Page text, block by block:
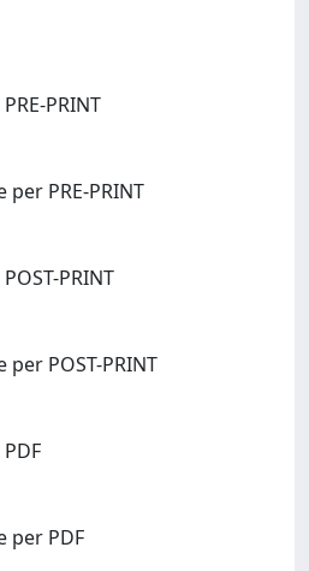
PRINT
PRE-PRINT
PRINT
POST-PRINT
per PDF